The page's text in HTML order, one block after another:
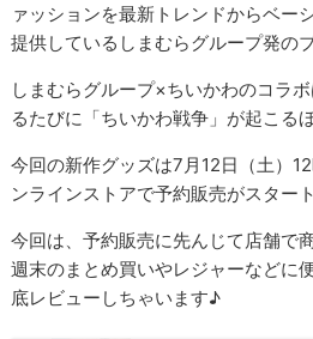
ァッションを最新トレンドからベー
提供しているしまむらグループ発の
しまむらグループ×ちいかわのコラ
るたびに「ちいかわ戦争」が起こる
今回の新作グッズは7月12日（土）
ンラインストアで予約販売がスタート
今回は、予約販売に先んじて店舗で
週末のまとめ買いやレジャーなどに
底レビューしちゃいます♪